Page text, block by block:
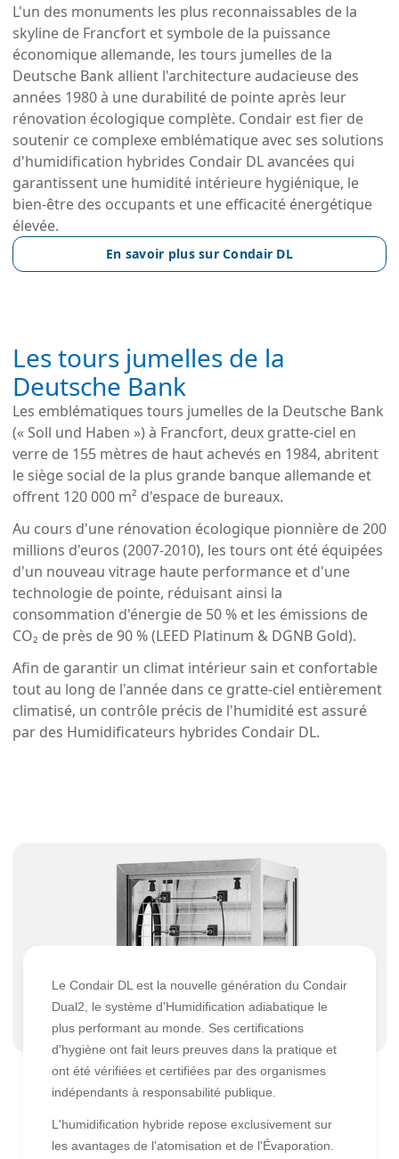
L'un des monuments les plus reconnaissables de la
skyline de Francfort et symbole de la puissance
économique allemande, les tours jumelles de la
Deutsche Bank allient l'architecture audacieuse des
années 1980 à une durabilité de pointe après leur
rénovation écologique complète. Condair est fier de
soutenir ce complexe emblématique avec ses solutions
d'humidification hybrides Condair DL avancées qui
garantissent une humidité intérieure hygiénique, le
bien-être des occupants et une efficacité énergétique
élevée.
En savoir plus sur Condair DL
Les tours jumelles de la
Deutsche Bank
Les emblématiques tours jumelles de la Deutsche Bank
(« Soll und Haben ») à Francfort, deux gratte-ciel en
verre de 155 mètres de haut achevés en 1984, abritent
le siège social de la plus grande banque allemande et
offrent 120 000 m² d'espace de bureaux.
Au cours d'une rénovation écologique pionnière de 200
millions d'euros (2007-2010), les tours ont été équipées
d'un nouveau vitrage haute performance et d'une
technologie de pointe, réduisant ainsi la
consommation d'énergie de 50 % et les émissions de
CO₂ de près de 90 % (LEED Platinum & DGNB Gold).
Afin de garantir un climat intérieur sain et confortable
tout au long de l'année dans ce gratte-ciel entièrement
climatisé, un contrôle précis de l'humidité est assuré
par des Humidificateurs hybrides Condair DL.
Le Condair DL est la nouvelle génération du Condair
Dual2, le système d'Humidification adiabatique le
plus performant au monde. Ses certifications
d'hygiène ont fait leurs preuves dans la pratique et
ont été vérifiées et certifiées par des organismes
indépendants à responsabilité publique.
L'humidification hybride repose exclusivement sur
les avantages de l'atomisation et de l'Évaporation.